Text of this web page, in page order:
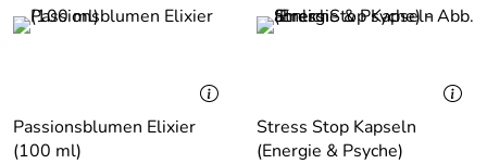
Passionsblumen Elixier
(100 ml)
Stress Stop Kapseln
(Energie & Psyche)